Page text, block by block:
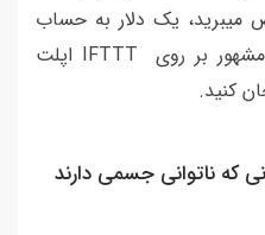
میبرید، یک دلار به حساب
شما واریز کند. اکثر برندهای مشهور بر روی IFTTT اپلت
کنید.
که ناتوانی جسمی دارند